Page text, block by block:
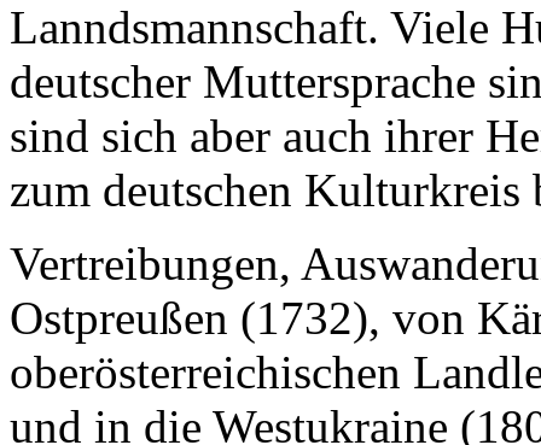
Lanndsmannschaft. Viele
deutscher Muttersprache
sind sich aber auch ihrer
zum deutschen Kulturkreis
Vertreibungen,
Ostpreußen (1732), von
oberösterreichischen
und in die Westukraine